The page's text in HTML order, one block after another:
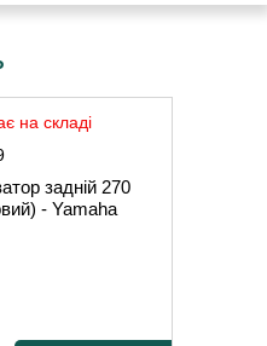
на складі
задній 270
- Yamaha